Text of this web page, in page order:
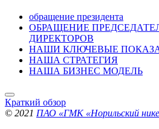
обращение президента
ОБРАЩЕНИЕ
ДИРЕКТОРОВ
НАШИ КЛЮЧЕВЫЕ
НАША СТРАТЕГИЯ
НАША БИЗНЕС МОДЕЛЬ
Краткий обзор
© 2021 ПАО «ГМК «Норильский